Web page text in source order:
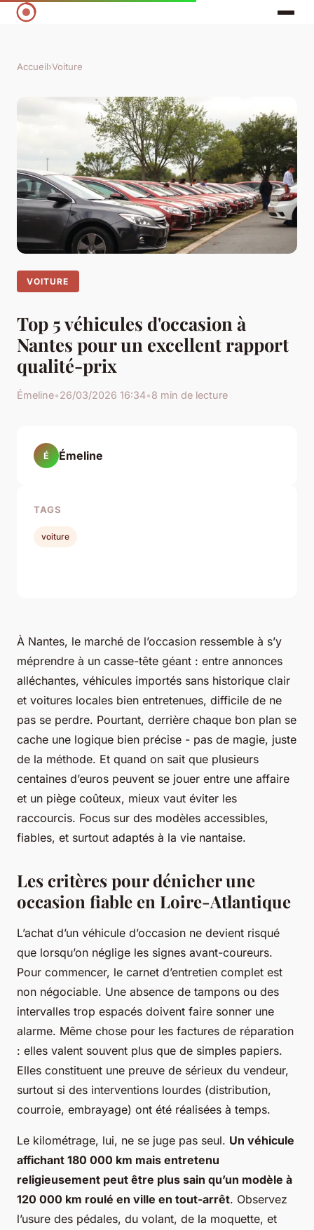
Accueil›Voiture
VOITURE
Top 5 véhicules d'occasion à
Nantes pour un excellent rapport
qualité-prix
Émeline•26/03/2026 16:34•8 min de lecture
À Nantes, le marché de l’occasion ressemble à s’y
méprendre à un casse-tête géant : entre annonces
alléchantes, véhicules importés sans historique clair
et voitures locales bien entretenues, difficile de ne
pas se perdre. Pourtant, derrière chaque bon plan se
cache une logique bien précise - pas de magie, juste
de la méthode. Et quand on sait que plusieurs
centaines d’euros peuvent se jouer entre une affaire
et un piège coûteux, mieux vaut éviter les
raccourcis. Focus sur des modèles accessibles,
fiables, et surtout adaptés à la vie nantaise.
Les critères pour dénicher une
occasion fiable en Loire-Atlantique
L’achat d’un véhicule d’occasion ne devient risqué
que lorsqu’on néglige les signes avant-coureurs.
Pour commencer, le carnet d’entretien complet est
non négociable. Une absence de tampons ou des
intervalles trop espacés doivent faire sonner une
alarme. Même chose pour les factures de réparation
: elles valent souvent plus que de simples papiers.
Elles constituent une preuve de sérieux du vendeur,
surtout si des interventions lourdes (distribution,
courroie, embrayage) ont été réalisées à temps.
Le kilométrage, lui, ne se juge pas seul. Un véhicule
affichant 180 000 km mais entretenu
religieusement peut être plus sain qu’un modèle à
120 000 km roulé en ville en tout-arrêt. Observez
l’usure des pédales, du volant, de la moquette, et
É Émeline
TAGS
voiture